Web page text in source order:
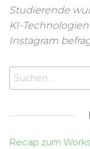
Studierende
KI-
Instagram
Recap zum